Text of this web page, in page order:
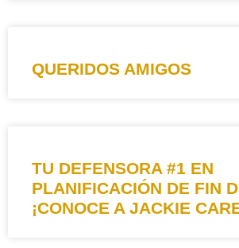
QUERIDOS AMIGOS
TU DEFENSORA #1 EN
PLANIFICACIÓN DE FIN
¡CONOCE A JACKIE